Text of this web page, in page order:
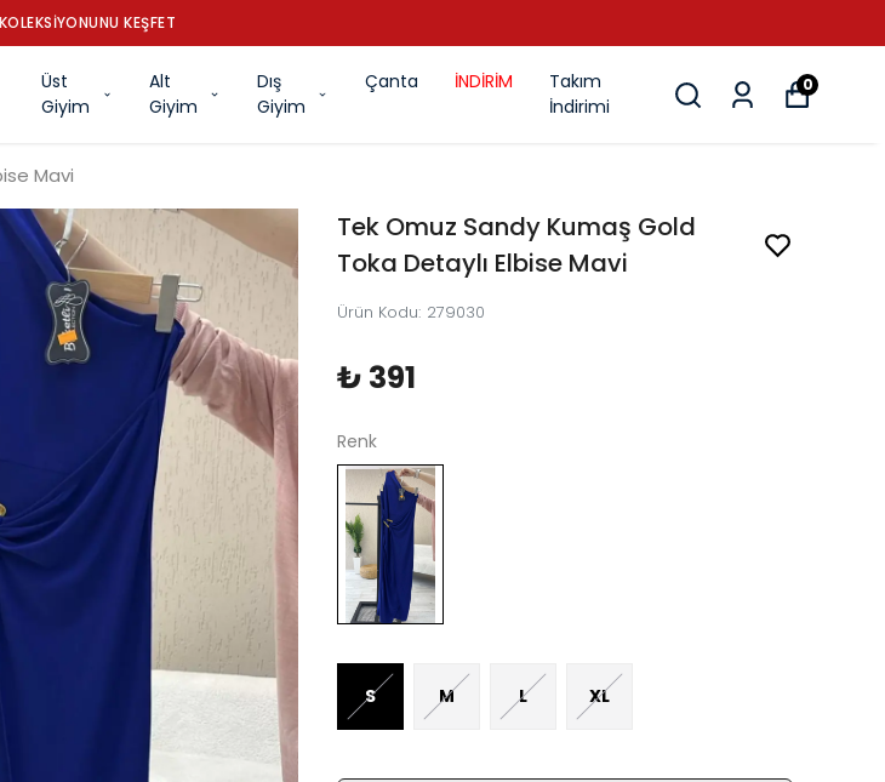
KEŞFET
Üst
Giyim
Alt
Giyim
Dış
Giyim
Çanta İNDİRİM
Takım
İndirimi
0
Mavi
Tek Omuz Sandy Kumaş Gold
Toka Detaylı Elbise Mavi
Ürün Kodu: 279030
₺ 391
Renk
S M L XL